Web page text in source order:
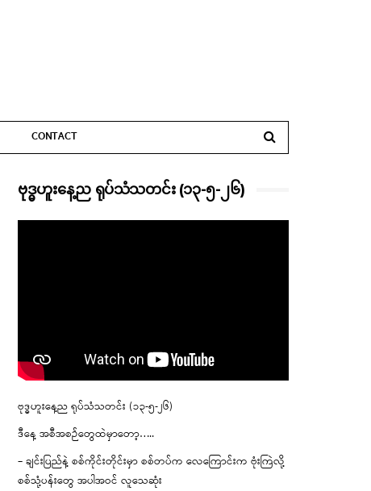
CONTACT
ဗုဒ္ဓဟူးနေ့ည ရုပ်သံသတင်း (၁၃-၅-၂၆)
ဗုဒ္ဓဟူးနေ့ည ရုပ်သံသတင်း (၁၃-၅-၂၆)
ဒီနေ့ အစီအစဉ်တွေထဲမှာတော့…..
– ချင်းပြည်နဲ့ စစ်ကိုင်းတိုင်းမှာ စစ်တပ်က လေကြောင်းက ဗုံးကြဲလို့
စစ်သုံ့ပန်းတွေ အပါအဝင် လူသေဆုံး